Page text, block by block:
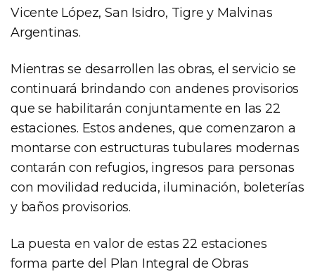
Vicente López, San Isidro, Tigre y Malvinas
Argentinas.
Mientras se desarrollen las obras, el servicio se
continuará brindando con andenes provisorios
que se habilitarán conjuntamente en las 22
estaciones. Estos andenes, que comenzaron a
montarse con estructuras tubulares modernas
contarán con refugios, ingresos para personas
con movilidad reducida, iluminación, boleterías
y baños provisorios.
La puesta en valor de estas 22 estaciones
forma parte del Plan Integral de Obras